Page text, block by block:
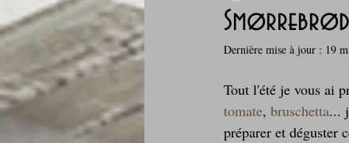
Comfort food, les recettes doudou
Cuisine du Camping
Dernière mise à jour : 19
Tout l'été je vous ai
tomate, bruschetta...
préparer et déguster